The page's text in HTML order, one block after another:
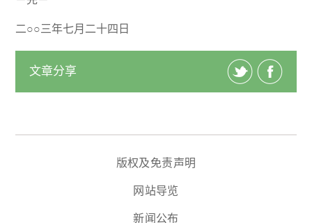
二○○三年七月二十四日
文章分享
版权及免责声明
网站导览
新闻公布